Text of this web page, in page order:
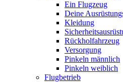
Ein Flugzeug
Deine
Kleidung
Rückholfahrzeug
Versorgung
Pinkeln männlich
Pinkeln weiblich
Flugbetrieb